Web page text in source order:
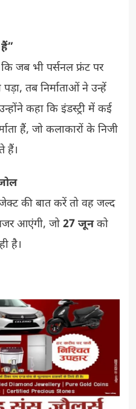
जब भी पर्सनल फ्रंट पर
तब निर्माताओं ने उन्हें
कहा कि इंडस्ट्री में कई
हैं, जो कलाकारों के निजी
हैं।
की बात करें तो वह जल्द
आएंगी, जो 27 जूनको
है।